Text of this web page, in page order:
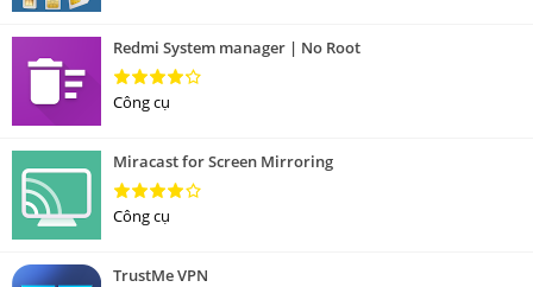
Redmi System manager | No Root
Công cụ
Miracast for Screen Mirroring
Công cụ
TrustMe VPN